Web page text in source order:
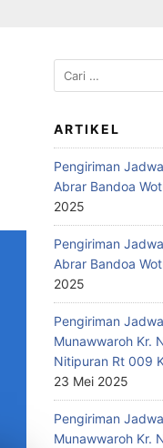
ARTIKEL
Pengiriman
Abrar Bandoa
2025
Pengiriman
Abrar Bandoa
2025
Pengiriman
Munawwaroh Kr.
Nitipuran Rt 009
23 Mei 2025
Pengiriman
Munawwaroh Kr.